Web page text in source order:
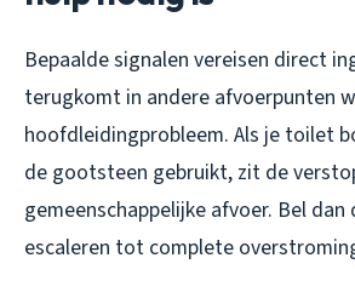
Bepaalde signalen vereisen direct
terugkomt in andere afvoerpunten
hoofdleidingprobleem. Als je toilet
de gootsteen gebruikt, zit de
gemeenschappelijke afvoer. Bel
escaleren tot complete